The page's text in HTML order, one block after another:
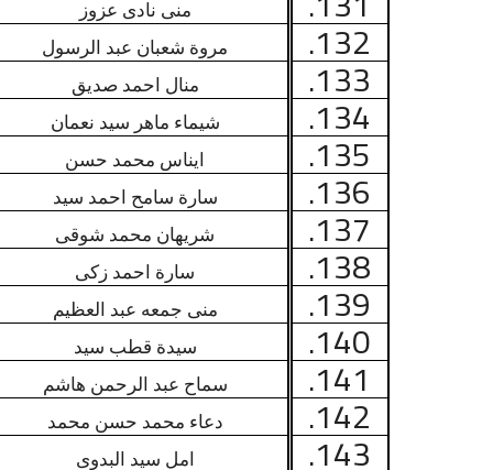
منى نادى عزوز
132. مروة شعبان عبد الرسول
133. منال احمد صديق
134. شيماء ماهر سيد نعمان
135. ايناس محمد حسن
136. سارة سامح احمد سيد
137. شريهان محمد شوقى
138. سارة احمد زكى
139. منى جمعه عبد العظيم
140. سيدة قطب سيد
141. سماح عبد الرحمن هاشم
142. دعاء محمد حسن محمد
143. امل سيد البدوى